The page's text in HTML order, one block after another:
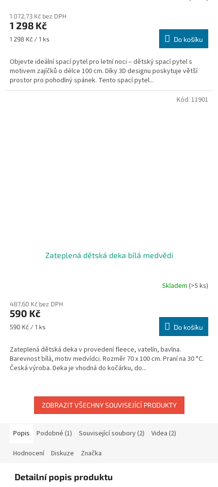
1 072,73 Kč bez DPH
1 298 Kč
Měrná
1 298 Kč / 1 ks Do košíku
Objevte ideální spací pytel pro letní noci – dětský spací pytel s
motivem zajíčků o délce 100 cm. Díky 3D designu poskytuje větší
prostor pro pohodlný spánek. Tento spací pytel...
Zateplená dětská deka bílá medvědi
produktu
je
5,0
hvězdiček.
Skladem(>5 ks)
487,60 Kč bez DPH
590 Kč
Měrná
590 Kč / 1 ks Do košíku
Zateplená dětská deka v provedení fleece, vatelín, bavlna.
Barevnost bílá, motiv medvídci. Rozměr 70 x 100 cm. Praní na 30 °C.
Česká výroba. Deka je vhodná do kočárku, do...
Kód: 11901
ZOBRAZIT VŠECHNY SOUVISEJÍCÍ PRODUKTY
Popis Podobné (1) Související soubory (2) Videa (2)
Hodnocení Diskuze Značka
Detailní popis produktu